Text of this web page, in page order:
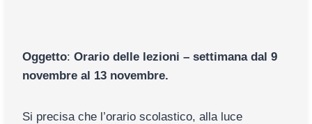
Oggetto: Orario delle lezioni – settimana dal 9
novembre al 13 novembre.
Si precisa che l’orario scolastico, alla luce